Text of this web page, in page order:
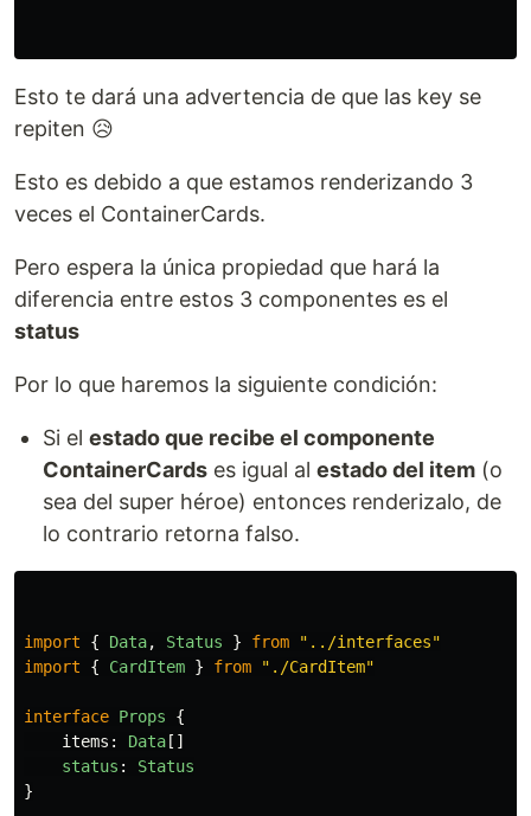
Esto te dará una advertencia de que las key se
repiten 😥
Esto es debido a que estamos renderizando 3
veces el ContainerCards.
Pero espera la única propiedad que hará la
diferencia entre estos 3 componentes es el
status
Por lo que haremos la siguiente condición:
Si el estado que recibe el componente
ContainerCards es igual al estado del item (o
sea del super héroe) entonces renderizalo, de
lo contrario retorna falso.
import { Data, Status } from " ../interfaces"
import
{ CardItem } from " ./CardItem"
interface Props
{
items : Data []
status :
Status
}